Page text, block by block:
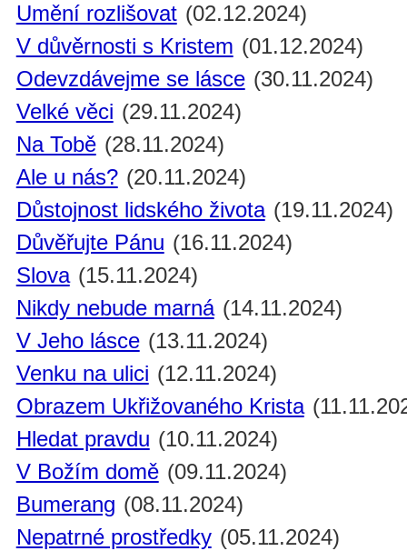
Umění rozlišovat (02.12.2024)
V důvěrnosti s Kristem (01.12.2024)
Odevzdávejme se lásce (30.11.2024)
Velké věci (29.11.2024)
Na Tobě (28.11.2024)
Ale u nás? (20.11.2024)
Důstojnost lidského života (19.11.2024)
Důvěřujte Pánu (16.11.2024)
Slova (15.11.2024)
Nikdy nebude marná (14.11.2024)
V Jeho lásce (13.11.2024)
Venku na ulici (12.11.2024)
Obrazem Ukřižovaného Krista
Hledat pravdu (10.11.2024)
V Božím domě (09.11.2024)
Bumerang (08.11.2024)
Nepatrné prostředky (05.11.2024)